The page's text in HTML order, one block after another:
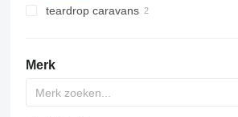
teardrop caravans
Merk